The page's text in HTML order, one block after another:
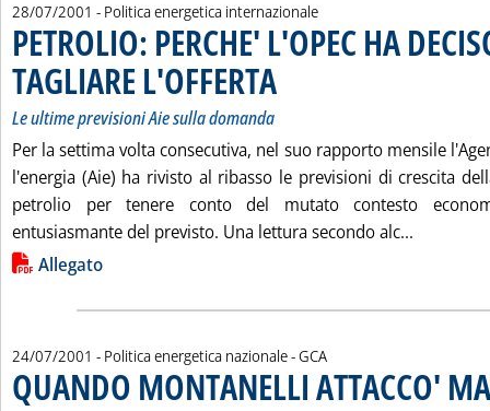
28/07/2001 - Politica energetica internazionale
PETROLIO: PERCHE' L'OPEC HA
TAGLIARE L'OFFERTA
. Sottotitolo: Le ultime previsioni Aie sulla domanda
. Pubblicata sabato 28 luglio 2001 alle 15.10.
Le ultime previsioni Aie sulla domanda
Per la settima volta consecutiva, nel suo rapporto mensile
l'energia (Aie) ha rivisto al ribasso le previsioni di crescita
petrolio per tenere conto del mutato contesto
entusiasmante del previsto. Una lettura secondo alc...
Lista allegati PDF alla notizia
Allegato
24/07/2001 - Politica energetica nazionale -di:
GCA
QUANDO MONTANELLI ATTACCO'